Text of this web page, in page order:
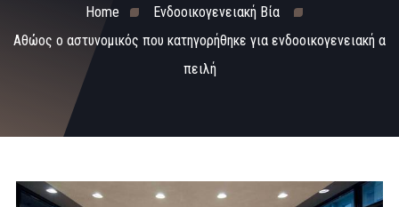
Home
Ενδοοικογενειακή Βία
Αθώος ο αστυνομικός που κατηγορήθηκε για ενδοοικογενειακή α
πειλή